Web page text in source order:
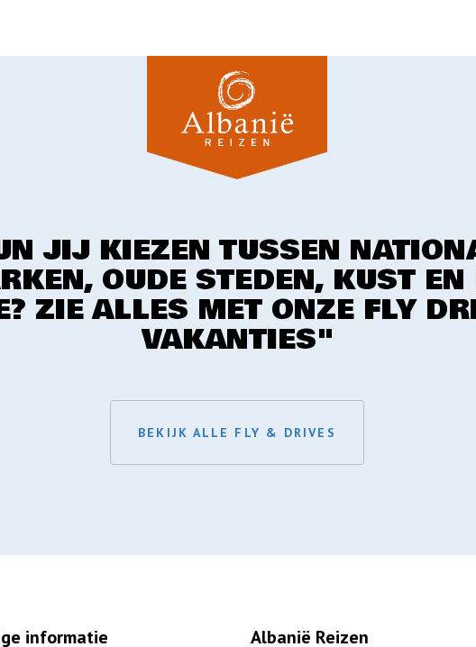
JIJ KIEZEN TUSSEN
OUDE STEDEN, KUST EN
ZIE ALLES MET ONZE FLY
VAKANTIES"
BEKIJK ALLE FLY & DRIVES
informatie Albanië Reizen